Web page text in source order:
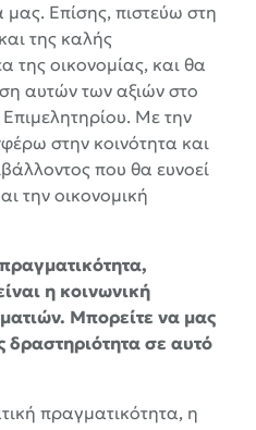
Επίσης, πιστεύω στη
της καλής
της οικονομίας, και θα
αυτών των αξιών στο
Με την
στην κοινότητα και
που θα ευνοεί
την οικονομική
η κοινωνική
Μπορείτε να μας
δραστηριότητα σε αυτό
πραγματικότητα, η